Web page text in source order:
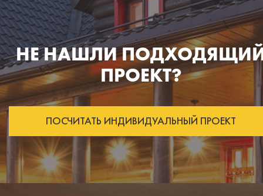
НЕ НАШЛИ
ПРОЕКТ?
ПОСЧИТАТЬ ИНДИВИДУАЛЬНЫЙ ПРОЕКТ